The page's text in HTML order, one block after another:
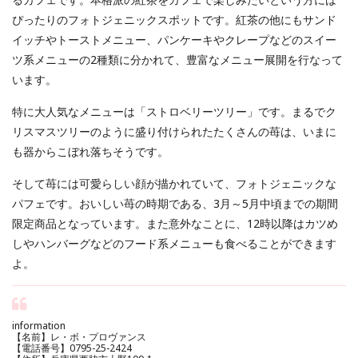
ぴったりのフォトジェニックスポットです。紅茶の他にもサンド
イッチやトーストメニュー、パンケーキやクレープなどのスイー
ツ系メニューの2種類に分かれて、豊富なメニュー展開を行なって
います。
特に大人気なメニューは「ストロベリーツリー」です。まるでク
リスマスツリーのように盛り付けられたたくさんの苺は、いまに
も器からこぼれ落ちそうです。
そして苺には可愛らしい顔が描かれていて、フォトジェニックな
パフェです。おいしい苺の時期である、3月～5月中頃までの期間
限定商品となっています。また意外なことに、12時以降はカツめ
しやハンバーグなどのフード系メニューも食べることができます
よ。
information
【名前】レ・ボ・プロヴァンス
【電話番号】0795-25-2424